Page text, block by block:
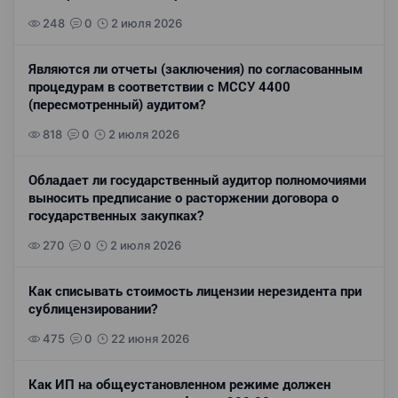
248 0 2 июля 2026
Являются ли отчеты (заключения) по согласованным
процедурам в соответствии с МССУ 4400
(пересмотренный) аудитом?
818 0 2 июля 2026
Обладает ли государственный аудитор полномочиями
выносить предписание о расторжении договора о
государственных закупках?
270 0 2 июля 2026
Как списывать стоимость лицензии нерезидента при
сублицензировании?
475 0 22 июня 2026
Как ИП на общеустановленном режиме должен